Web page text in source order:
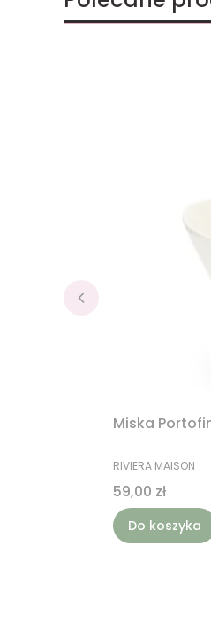
Miska
PRODUCENT
RIVIERA MAISON
Cena
59,00 zł
Do koszyka